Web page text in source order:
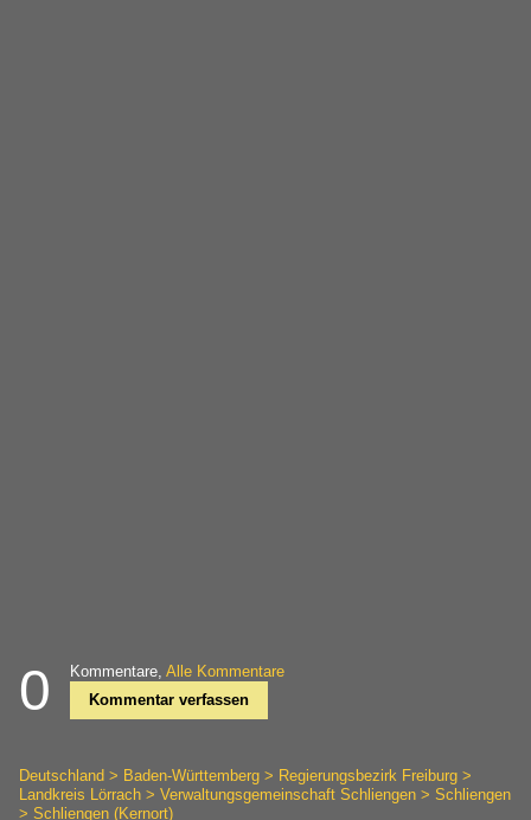
0 Kommentare, Alle Kommentare
Kommentar verfassen
Deutschland > Baden-Württemberg > Regierungsbezirk Freiburg >
Landkreis Lörrach > Verwaltungsgemeinschaft Schliengen > Schliengen
> Schliengen (Kernort)